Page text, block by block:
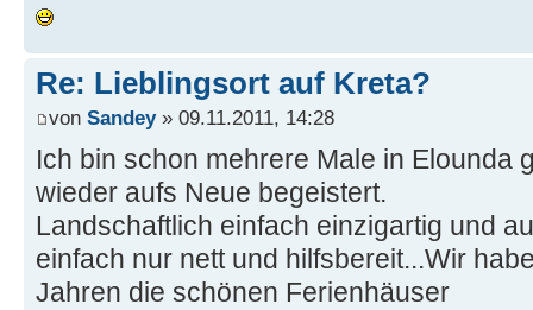
Re: Lieblingsort auf Kreta?
von Sandey» 09.11.2011, 14:28
Ich bin schon mehrere Male in Elounda
wieder aufs Neue begeistert.
Landschaftlich einfach einzigartig und
einfach nur nett und hilfsbereit...Wir
Jahren die schönen Ferienhäuser